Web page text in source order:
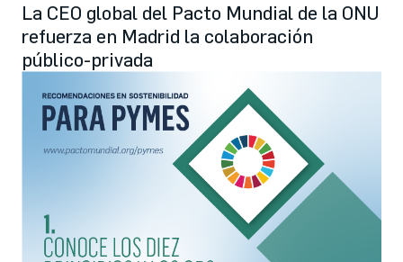
La CEO global del Pacto Mundial de la ONU
refuerza en Madrid la colaboración
público-privada